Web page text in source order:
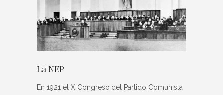
La NEP
En 1921 el X Congreso del Partido Comunista